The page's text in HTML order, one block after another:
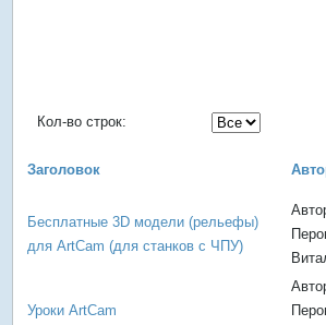
Кол-во строк:
Заголовок
Бесплатные 3D модели (рельефы)
для ArtCam (для станков с ЧПУ)
Уроки ArtCam